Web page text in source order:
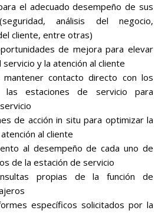
el adecuado desempeño de sus
análisis del negocio,
cliente, entre otras)
de mejora para elevar
servicio y la atención al cliente
mantener contacto directo con los
las estaciones de servicio para
de acción in situ para optimizar la
al cliente
al desempeño de cada uno de
de la estación de servicio
propias de la función de
específicos solicitados por la